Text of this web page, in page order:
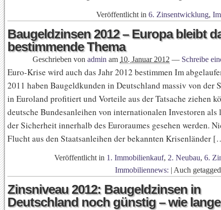
Veröffentlicht in 6. Zinsentwicklung,
Baugeldzinsen 2012 – Europa bleibt
bestimmende Thema
Geschrieben von admin am 10. Januar 2012 — Schreibe
Euro-Krise wird auch das Jahr 2012 bestimmen Im
2011 haben Baugeldkunden in Deutschland massiv von der
in Euroland profitiert und Vorteile aus der Tatsache ziehen
deutsche Bundesanleihen von internationalen Investoren
der Sicherheit innerhalb des Euroraumes gesehen werden.
Flucht aus den Staatsanleihen der bekannten Krisenländer
Veröffentlicht in 1. Immobilienkauf, 2. Neubau, 6.
Immobiliennews: | Auch
Zinsniveau 2012: Baugeldzinsen in
Deutschland noch günstig – wie